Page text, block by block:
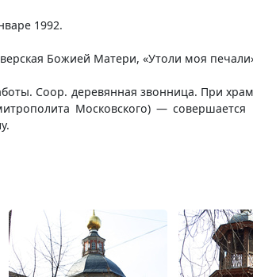
1992.
Божией Матери, «Утоли моя
Coop. деревянная звонница. При
Московского) —